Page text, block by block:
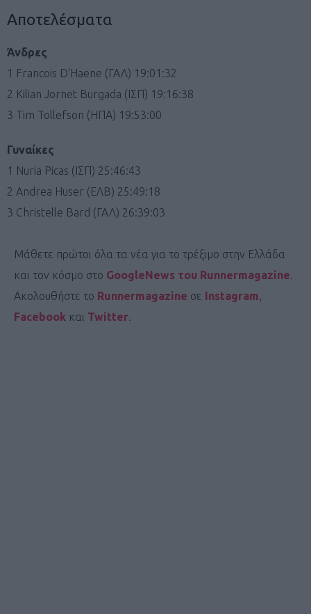
Αποτελέσματα
Άνδρες
1 Francois D’Haene (ΓΑΛ) 19:01:32
2 Kilian Jornet Burgada (ΙΣΠ) 19:16:38
3 Tim Tollefson (ΗΠΑ) 19:53:00
Γυναίκες
1 Nuria Picas (ΙΣΠ) 25:46:43
2 Andrea Huser (ΕΛΒ) 25:49:18
3 Christelle Bard (ΓΑΛ) 26:39:03
Μάθετε πρώτοι όλα τα νέα για το τρέξιμο στην Ελλάδα
και τον κόσμο στο GoogleNews του Runnermagazine.
Ακολουθήστε το Runnermagazine σε Instagram,
Facebook και Twitter.